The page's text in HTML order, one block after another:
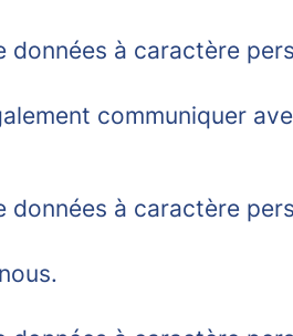
à caractère
communiquer
à caractère